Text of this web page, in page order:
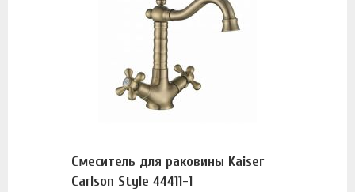
Смеситель для раковины Kaiser
Carlson Style 44411-1